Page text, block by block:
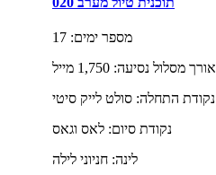
מספר ימים: 17
אורך מסלול נסיעה: 1,750 מייל
נקודת התחלה: סולט לייק סיטי
נקודת סיום: לאס וגאס
לינה: חניוני לילה